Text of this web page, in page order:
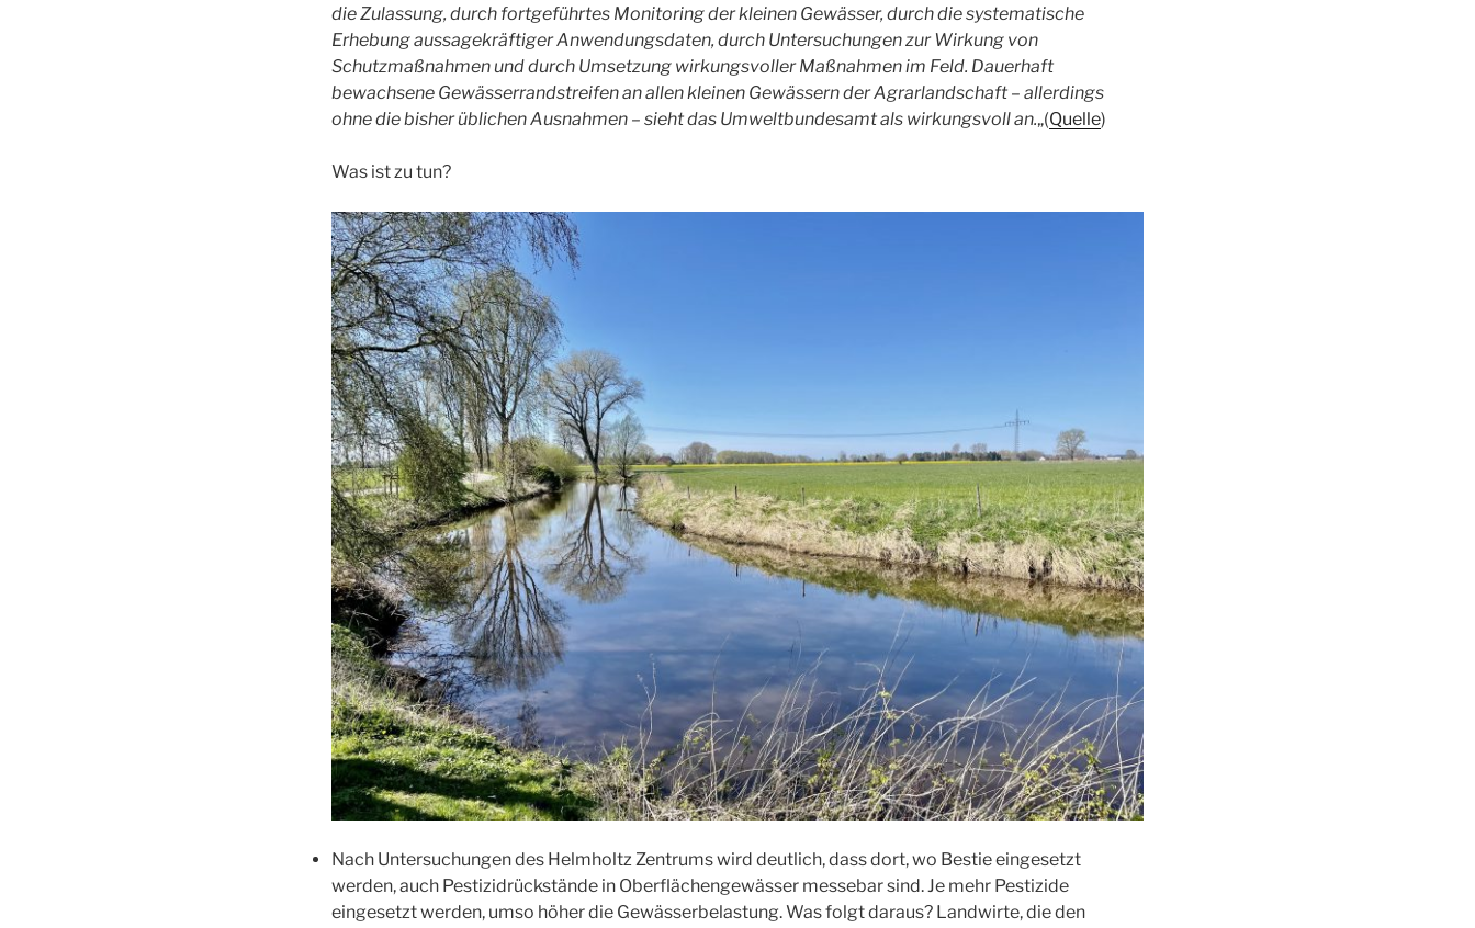
die Zulassung, durch fortgeführtes Monitoring der kleinen Gewässer, durch die systematische
Erhebung aussagekräftiger Anwendungsdaten, durch Untersuchungen zur Wirkung von
Schutzmaßnahmen und durch Umsetzung wirkungsvoller Maßnahmen im Feld. Dauerhaft
bewachsene Gewässerrandstreifen an allen kleinen Gewässern der Agrarlandschaft – allerdings
ohne die bisher üblichen Ausnahmen – sieht das Umweltbundesamt als wirkungsvoll an.„(Quelle)
Was ist zu tun?
Nach Untersuchungen des Helmholtz Zentrums wird deutlich, dass dort, wo Bestie eingesetzt
werden, auch Pestizidrückstände in Oberflächengewässer messebar sind. Je mehr Pestizide
eingesetzt werden, umso höher die Gewässerbelastung. Was folgt daraus? Landwirte, die den